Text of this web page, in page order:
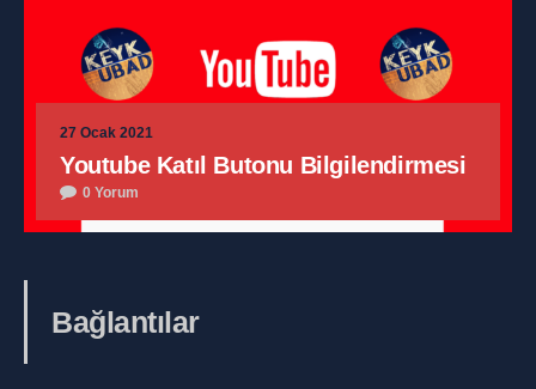
27 Ocak 2021
Youtube Katıl Butonu Bilgilendirmesi
0 Yorum
Bağlantılar